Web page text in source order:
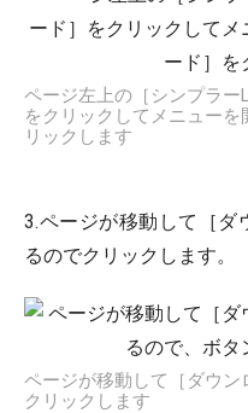
ページ左上の［シンプラー
をクリックしてメニュー
リックします
3.ページが移動して［ダ
るのでクリックします。
ページが移動して［ダウ
クリックします